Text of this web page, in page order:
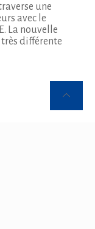
une
avec le
La nouvelle
différente